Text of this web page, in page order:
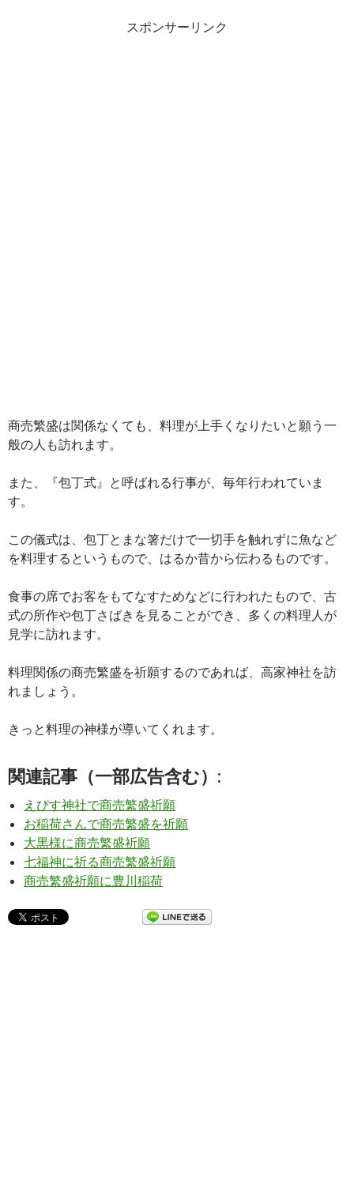
スポンサーリンク
商売繁盛は関係なくても、料理が上手くなりたいと願う一
般の人も訪れます。
また、『包丁式』と呼ばれる行事が、毎年行われていま
す。
この儀式は、包丁とまな箸だけで一切手を触れずに魚など
を料理するというもので、はるか昔から伝わるものです。
食事の席でお客をもてなすためなどに行われたもので、古
式の所作や包丁さばきを見ることができ、多くの料理人が
見学に訪れます。
料理関係の商売繁盛を祈願するのであれば、高家神社を訪
れましょう。
きっと料理の神様が導いてくれます。
関連記事（一部広告含む）:
えびす神社で商売繁盛祈願
お稲荷さんで商売繁盛を祈願
大黒様に商売繁盛祈願
七福神に祈る商売繁盛祈願
商売繁盛祈願に豊川稲荷